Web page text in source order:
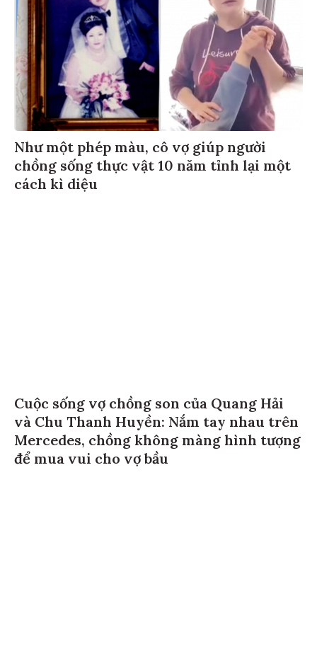
Như một phép màu, cô vợ giúp người
chồng sống thực vật 10 năm tỉnh lại một
cách kì diệu
Cuộc sống vợ chồng son của Quang Hải
và Chu Thanh Huyền: Nắm tay nhau trên
Mercedes, chồng không màng hình tượng
để mua vui cho vợ bầu